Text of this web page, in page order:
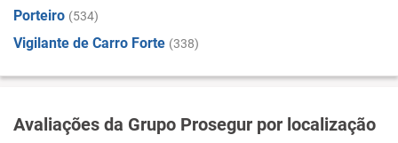
Porteiro (534)
Vigilante de Carro Forte (338)
Avaliações da Grupo Prosegur por localização